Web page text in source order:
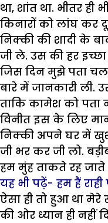
था, शांत था. भीतर
किनारों को लांघ कर
निक्की की शादी के
जी ले. उस की हर इच्छा
जिस दिन मुझे पता
बारे में जानकारी ली.
ताकि कामेश को
विनीत इस के लिए
निक्की अपने घर में खुश
जी भर कर जी लो.
हम मुंह ताकते रह जाते
यह भी पढ़ें- हम हैं राही
ऐसा ही तो हुआ था
की ओर ध्यान ही नहीं